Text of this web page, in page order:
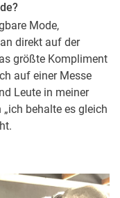
Mode,
direkt auf der
größte Kompliment
auf einer Messe
Leute in meiner
behalte es gleich